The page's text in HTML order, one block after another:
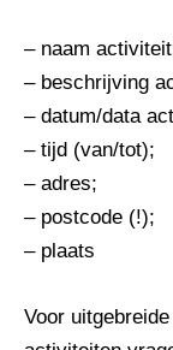
– naam
– beschrijving
– datum/data
– tijd (van/tot);
– adres;
– postcode (!);
– plaats
Voor